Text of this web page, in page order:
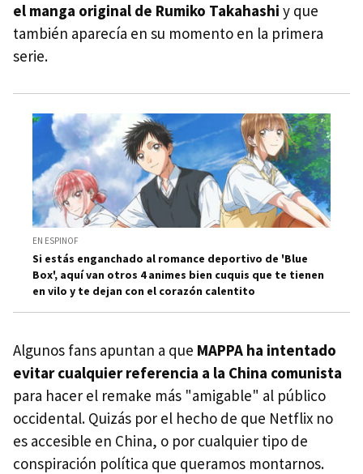
el manga original de Rumiko Takahashi y que
también aparecía en su momento en la primera
serie.
EN ESPINOF
Si estás enganchado al romance deportivo de 'Blue
Box', aquí van otros 4 animes bien cuquis que te tienen
en vilo y te dejan con el corazón calentito
Algunos fans apuntan a que MAPPA ha intentado
evitar cualquier referencia a la China comunista
para hacer el remake más "amigable" al público
occidental. Quizás por el hecho de que Netflix no
es accesible en China, o por cualquier tipo de
conspiración política que queramos montarnos.